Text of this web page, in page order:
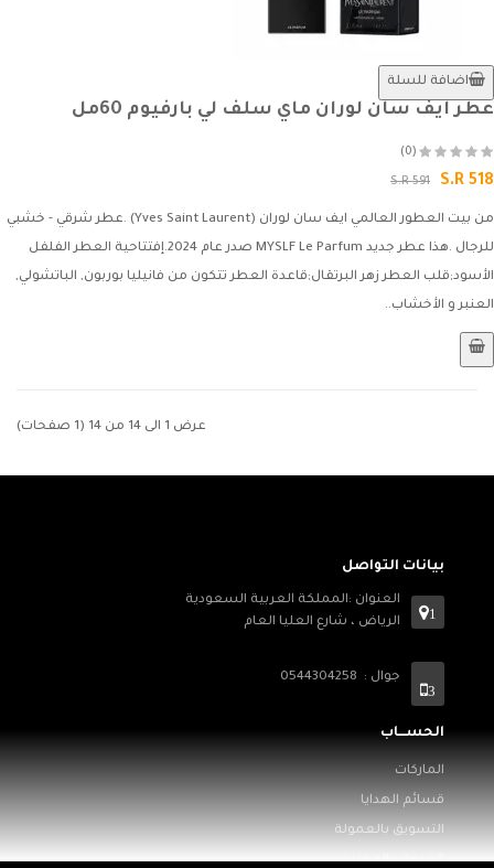
اضافة للسلة
عطر ايف سان لوران ماي سلف لي بارفيوم 60مل
(0)
S.R 518
S.R 591
من بيت العطور العالمي ايف سان لوران (Yves Saint Laurent) .عطر شرقي - خشبي
للرجال .هذا عطر جديد MYSLF Le Parfum صدر عام 2024.إفتتاحية العطر الفلفل
الأسود;قلب العطر زهر البرتقال;قاعدة العطر تتكون من فانيليا بوربون, الباتشولي,
العنبر و الأخشاب..
عرض 1 الى 14 من 14 (1 صفحات)
بيانات التواصل
1
العنوان :المملكة العربية السعودية
الرياض ، شارع العليا العام
3
جوال : 0544304258
الحســـاب
الماركات
قسائم الهدايا
التسويق بالعمولة
العروض المميزة